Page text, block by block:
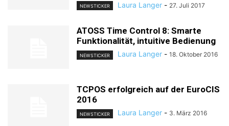
NEWSTICKER Laura Langer - 27. Juli 2017
ATOSS Time Control 8: Smarte
Funktionalität, intuitive Bedienung
NEWSTICKER Laura Langer - 18. Oktober 2016
TCPOS erfolgreich auf der EuroCIS
2016
NEWSTICKER Laura Langer - 3. März 2016